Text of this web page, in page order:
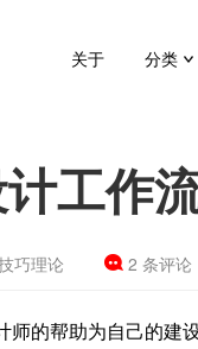
关于 分类
工作
巧理论 2 条评论
师的帮助为自己的建